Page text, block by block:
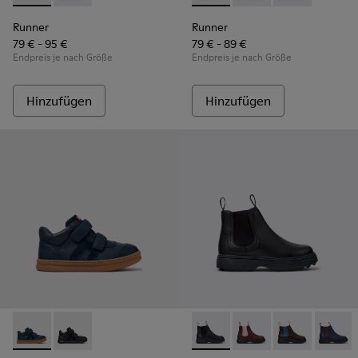
Runner
79 € - 95 €
Endpreis je nach Größe
Hinzufügen
Runner
79 € - 89 €
Endpreis je nach Größe
Hinzufügen
Runner - K900384-001 - Blaue Leder- und Nubuk-Sneaker
Runner - K900384-002 - Schwarze Sneaker aus
Norte - K900149-001 -
Norte - K900149-026
Norte -Norte